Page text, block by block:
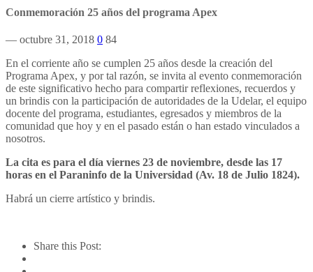
Conmemoración 25 años del programa Apex
— octubre 31, 2018 0 84
En el corriente año se cumplen 25 años desde la creación del
Programa Apex, y por tal razón, se invita al evento conmemoración
de este significativo hecho para compartir reflexiones, recuerdos y
un brindis con la participación de autoridades de la Udelar, el equipo
docente del programa, estudiantes, egresados y miembros de la
comunidad que hoy y en el pasado están o han estado vinculados a
nosotros.
La cita es para el día viernes 23 de noviembre, desde las 17
horas en el Paraninfo de la Universidad (Av. 18 de Julio 1824).
Habrá un cierre artístico y brindis.
Share this Post: